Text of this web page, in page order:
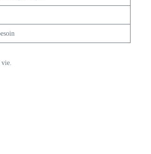
vie.